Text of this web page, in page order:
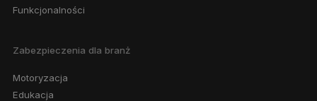
Funkcjonalności
Zabezpieczenia dla branż
Motoryzacja
Edukacja